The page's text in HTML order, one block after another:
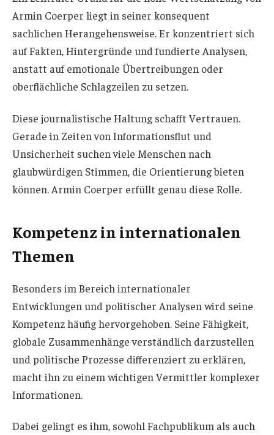
Armin Coerper liegt in seiner konsequent
sachlichen Herangehensweise. Er konzentriert sich
auf Fakten, Hintergründe und fundierte Analysen,
anstatt auf emotionale Übertreibungen oder
oberflächliche Schlagzeilen zu setzen.
Diese journalistische Haltung schafft Vertrauen.
Gerade in Zeiten von Informationsflut und
Unsicherheit suchen viele Menschen nach
glaubwürdigen Stimmen, die Orientierung bieten
können. Armin Coerper erfüllt genau diese Rolle.
Kompetenz in internationalen
Themen
Besonders im Bereich internationaler
Entwicklungen und politischer Analysen wird seine
Kompetenz häufig hervorgehoben. Seine Fähigkeit,
globale Zusammenhänge verständlich darzustellen
und politische Prozesse differenziert zu erklären,
macht ihn zu einem wichtigen Vermittler komplexer
Informationen.
Dabei gelingt es ihm, sowohl Fachpublikum als auch